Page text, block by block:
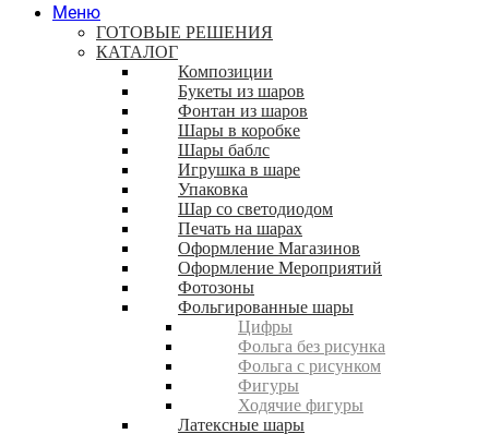
Меню
ГОТОВЫЕ РЕШЕНИЯ
КАТАЛОГ
Композиции
Букеты из шаров
Фонтан из шаров
Шары в коробке
Шары баблс
Игрушка в шаре
Упаковка
Шар со светодиодом
Печать на шарах
Оформление Магазинов
Оформление Мероприятий
Фотозоны
Фольгированные шары
Цифры
Фольга без рисунка
Фольга с рисунком
Фигуры
Ходячие фигуры
Латексные шары